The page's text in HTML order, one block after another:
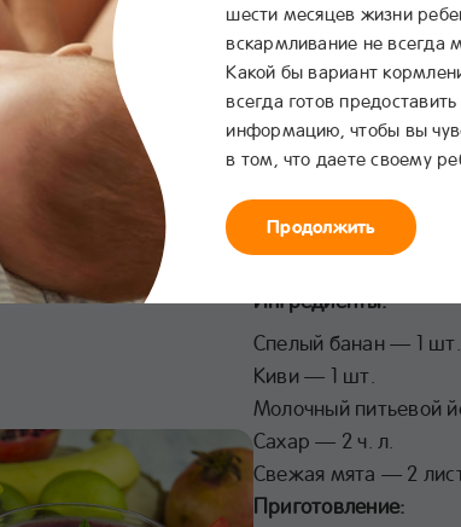
обезьянки»
с бананом и киви
обезьянки»
Ингредиенты:
Спелый банан — 1 шт.
Киви — 1 шт.
Молочный питьевой
Сахар — 2 ч. л.
Свежая мята — 2
Приготовление:
шести месяцев жизни
вскармливание не всегда
Какой бы вариант
всегда готов
информацию, чтобы вы
в том, что даете своему
Продолжить